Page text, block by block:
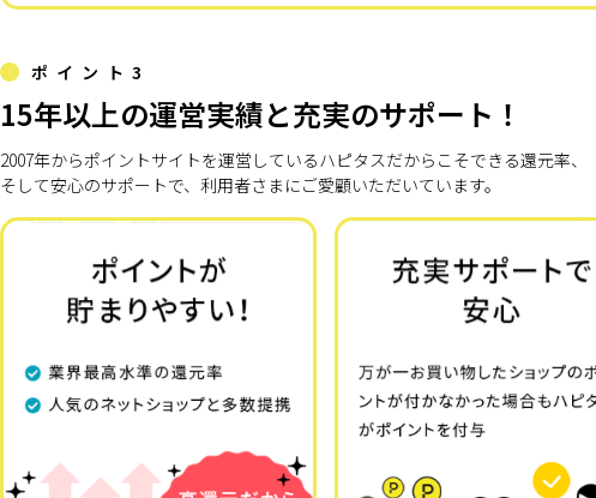
ポイント3
15年以上の運営実績と充実のサポート！
2007年からポイントサイトを運営しているハピタスだからこそできる還元率、
そして安心のサポートで、利用者さまにご愛顧いただいています。